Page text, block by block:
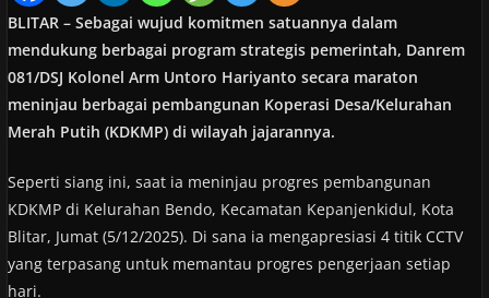
BLITAR – Sebagai wujud komitmen satuannya dalam
mendukung berbagai program strategis pemerintah, Danrem
081/DSJ Kolonel Arm Untoro Hariyanto secara maraton
meninjau berbagai pembangunan Koperasi Desa/Kelurahan
Merah Putih (KDKMP) di wilayah jajarannya.
Seperti siang ini, saat ia meninjau progres pembangunan
KDKMP di Kelurahan Bendo, Kecamatan Kepanjenkidul, Kota
Blitar, Jumat (5/12/2025). Di sana ia mengapresiasi 4 titik CCTV
yang terpasang untuk memantau progres pengerjaan setiap
hari.